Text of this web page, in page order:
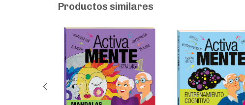
Productos similares